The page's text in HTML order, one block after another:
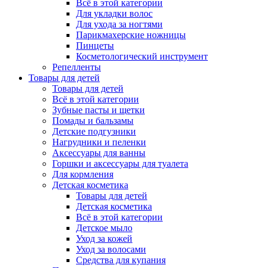
Всё в этой категории
Для укладки волос
Для ухода за ногтями
Парикмахерские ножницы
Пинцеты
Косметологический инструмент
Репелленты
Товары для детей
Товары для детей
Всё в этой категории
Зубные пасты и щетки
Помады и бальзамы
Детские подгузники
Нагрудники и пеленки
Аксессуары для ванны
Горшки и аксессуары для туалета
Для кормления
Детская косметика
Товары для детей
Детская косметика
Всё в этой категории
Детское мыло
Уход за кожей
Уход за волосами
Средства для купания